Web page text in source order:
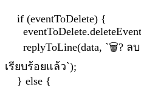
if (eventToDelete) {
replyToLine(data, `🗑? ลบ
เรียบร้อยแล้ว`);
} else {